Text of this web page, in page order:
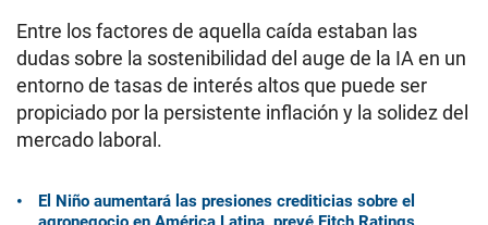
Entre los factores de aquella caída estaban las
dudas sobre la sostenibilidad del auge de la IA en un
entorno de tasas de interés altos que puede ser
propiciado por la persistente inflación y la solidez del
mercado laboral.
El Niño aumentará las presiones crediticias sobre el